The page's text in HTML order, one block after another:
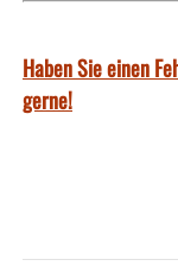
Haben Sie einen
gerne!